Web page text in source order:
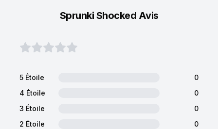
Sprunki Shocked Avis
5 Étoile
0
4 Étoile
0
3 Étoile
0
2 Étoile
0